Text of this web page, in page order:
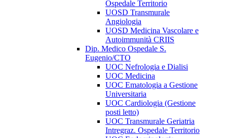
Ospedale Territorio
UOSD Transmurale
Angiologia
UOSD Medicina Vascolare e
Autoimmunità CRIIS
Dip. Medico Ospedale S.
Eugenio/CTO
UOC Nefrologia e Dialisi
UOC Medicina
UOC Ematologia a Gestione
Universitaria
UOC Cardiologia (Gestione
posti letto)
UOC Transmurale Geriatria
Intregraz. Ospedale Territorio